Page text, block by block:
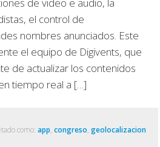
el control de
nombres anunciados. Este
el equipo de Digivents, que
de actualizar los contenidos
tiempo real a […]
como: app, congreso, geolocalizacion